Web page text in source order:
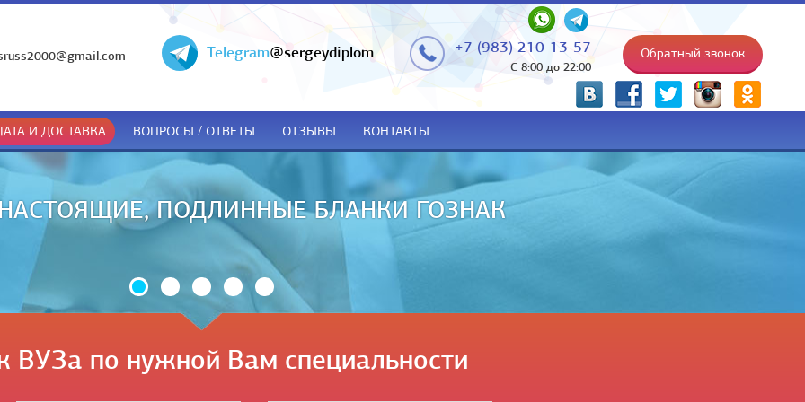
Telegram@sergeydiplom +7 (983) 210-13-57
С 8:00 до 22:00
Обратный звонок
И ДОСТАВКА ВОПРОСЫ / ОТВЕТЫ ОТЗЫВЫ КОНТАКТЫ
ТОЛЬКО ПРИ ПОЛУЧЕНИИ НА РУКИ
ВУЗа по нужной Вам специальности